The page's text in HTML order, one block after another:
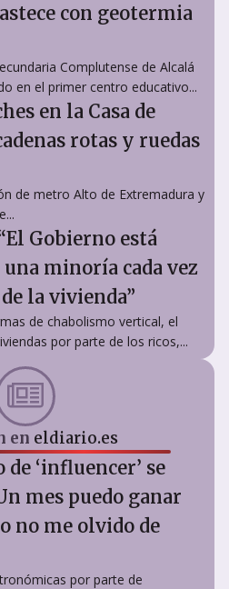
con geotermia
Complutense de Alcalá
en el primer centro educativo...
en la Casa de
rotas y ruedas
de metro Alto de Extremadura y
Gobierno está
minoría cada vez
la vivienda”
de chabolismo vertical, el
por parte de los ricos,...
en eldiario.es
‘influencer’ se
mes puedo ganar
no me olvido de
por parte de